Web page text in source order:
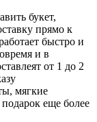
букет,
прямо к
быстро и
и в
от 1 до 2
мягкие
еще более